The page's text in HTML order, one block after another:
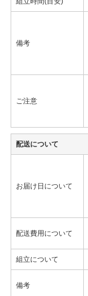
備考
ご注意
配送について
お届け日について
配送費用について
組立について
備考